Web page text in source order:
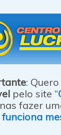
:
pelo site “
fazer